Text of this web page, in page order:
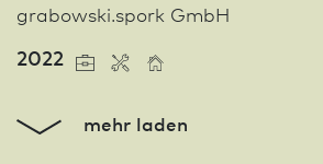
grabowski.spork GmbH
2022
mehr laden